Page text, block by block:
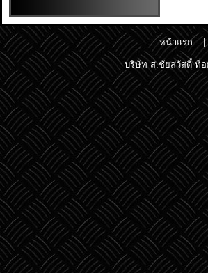
หน้าแรก |
บริษัท ส.ชัยสวัสดิ์ ที่อ